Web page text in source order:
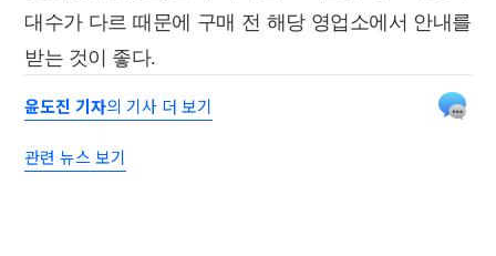
대수가 다르 때문에 구매 전 해당 영업소에서 안내를
받는 것이 좋다.
윤도진 기자의 기사 더 보기
관련 뉴스 보기